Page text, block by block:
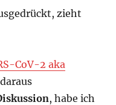
zieht
CoV-2 aka
, habe ich